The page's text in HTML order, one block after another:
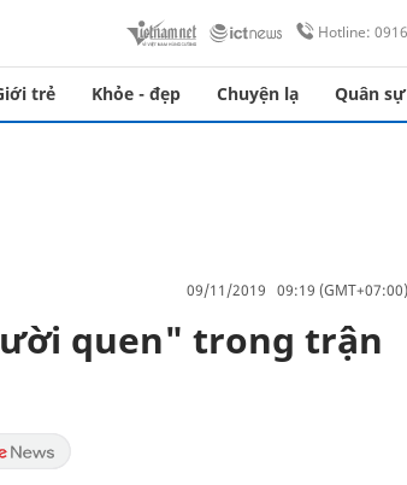
Hotline:
trẻ Khỏe - đẹp Chuyện lạ Quân sự
09/11/2019 09:19 (GMT+07:00)
quen" trong trận